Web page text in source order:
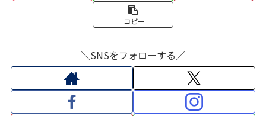
コピー
＼SNSをフォローする／